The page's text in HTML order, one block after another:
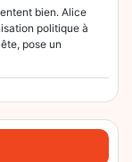
bien. Alice
politique à
pose un